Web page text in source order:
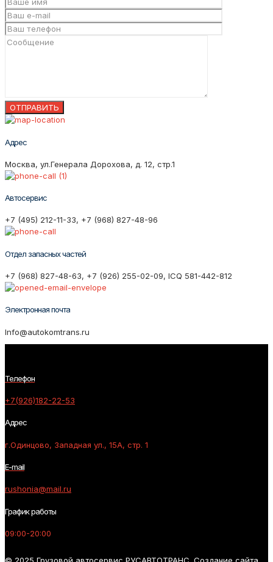
Адрес
Москва, ул.Генерала Дорохова, д. 12, стр.1
Автосервис
+7 (495) 212-11-33, +7 (968) 827-48-96
Отдел запасных частей
+7 (968) 827-48-63, +7 (926) 255-02-09, ICQ 581-442-812
Электронная почта
Info@autokomtrans.ru
Телефон
+7(926)182-22-53
Адрес
г.Одинцово, Западная ул., 15А, стр. 1
E-mail
rushonia@mail.ru
График работы
09:00-20:00